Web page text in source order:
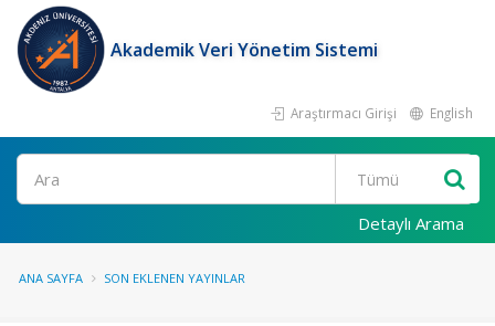
Akademik Veri Yönetim Sistemi
Araştırmacı Girişi English
Ara
Detaylı Arama
ANA SAYFA SON EKLENEN YAYINLAR